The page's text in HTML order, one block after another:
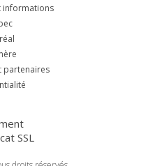
informations
partenaires